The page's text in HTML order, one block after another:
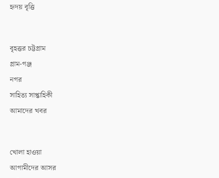
হৃদয় বৃত্তি
বৃহত্তর চট্টগ্রাম
গ্রাম-গঞ্জ
নগর
সাহিত্য সাপ্তাহিকী
আমাদের খবর
খোলা হাওয়া
আগামীদের আসর